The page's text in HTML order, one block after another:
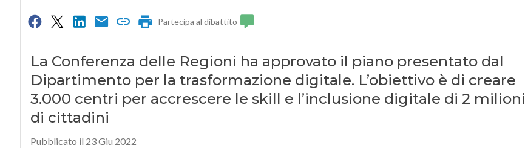
Partecipa al dibattito
La Conferenza delle Regioni ha approvato il piano presentato dal
Dipartimento per la trasformazione digitale. L’obiettivo è di creare
3.000 centri per accrescere le skill e l’inclusione digitale di 2 milioni
di cittadini
Pubblicato il 23 Giu 2022